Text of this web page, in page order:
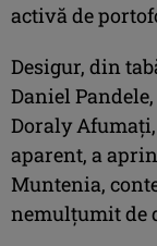
activă de
Desigur, din
Daniel
Doraly
aparent, a
Muntenia,
nemulţumit de